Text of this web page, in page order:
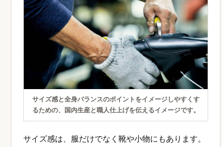
サイズ感と全身バランスのポイントをイメージしやすくす
るための、国内生産と職人仕上げを伝えるイメージです。
サイズ感は、服だけでなく靴や小物にもあります。